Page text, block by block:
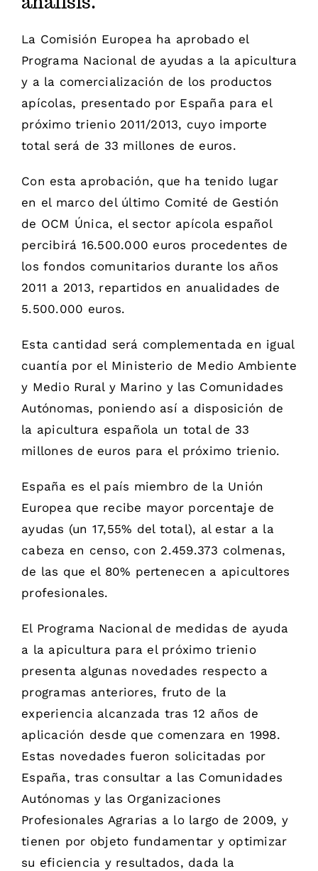
La Comisión Europea ha aprobado el
Programa Nacional de ayudas a la apicultura
y a la comercialización de los productos
apícolas, presentado por España para el
próximo trienio 2011/2013, cuyo importe
total será de 33 millones de euros.
Con esta aprobación, que ha tenido lugar
en el marco del último Comité de Gestión
de OCM Única, el sector apícola español
percibirá 16.500.000 euros procedentes de
los fondos comunitarios durante los años
2011 a 2013, repartidos en anualidades de
5.500.000 euros.
Esta cantidad será complementada en igual
cuantía por el Ministerio de Medio Ambiente
y Medio Rural y Marino y las Comunidades
Autónomas, poniendo así a disposición de
la apicultura española un total de 33
millones de euros para el próximo trienio.
España es el país miembro de la Unión
Europea que recibe mayor porcentaje de
ayudas (un 17,55% del total), al estar a la
cabeza en censo, con 2.459.373 colmenas,
de las que el 80% pertenecen a apicultores
profesionales.
El Programa Nacional de medidas de ayuda
a la apicultura para el próximo trienio
presenta algunas novedades respecto a
programas anteriores, fruto de la
experiencia alcanzada tras 12 años de
aplicación desde que comenzara en 1998.
Estas novedades fueron solicitadas por
España, tras consultar a las Comunidades
Autónomas y las Organizaciones
Profesionales Agrarias a lo largo de 2009, y
tienen por objeto fundamentar y optimizar
su eficiencia y resultados, dada la